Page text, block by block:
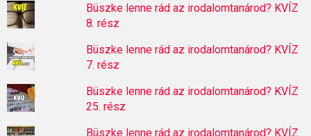
Büszke lenne rád az irodalomtanárod? KVÍZ
8. rész
Büszke lenne rád az irodalomtanárod? KVÍZ
7. rész
Büszke lenne rád az irodalomtanárod? KVÍZ
25. rész
Büszke lenne rád az irodalomtanárod? KVÍZ